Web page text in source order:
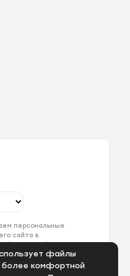
файлы
более комфортной
персональные
сайта в
политикой. Если вы
своих
покинуть